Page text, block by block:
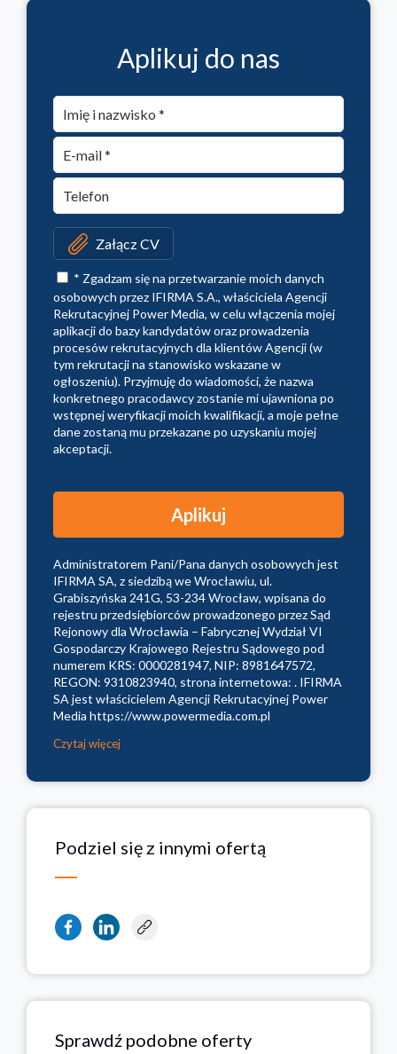
Aplikuj do nas
Załącz CV
* Zgadzam się na przetwarzanie moich danych
osobowych przez IFIRMA S.A., właściciela Agencji
Rekrutacyjnej Power Media, w celu włączenia mojej
aplikacji do bazy kandydatów oraz prowadzenia
procesów rekrutacyjnych dla klientów Agencji (w
tym rekrutacji na stanowisko wskazane w
ogłoszeniu). Przyjmuję do wiadomości, że nazwa
konkretnego pracodawcy zostanie mi ujawniona po
wstępnej weryfikacji moich kwalifikacji, a moje pełne
dane zostaną mu przekazane po uzyskaniu mojej
akceptacji.
Administratorem Pani/Pana danych osobowych jest
IFIRMA SA, z siedzibą we Wrocławiu, ul.
Grabiszyńska 241G, 53-234 Wrocław, wpisana do
rejestru przedsiębiorców prowadzonego przez Sąd
Rejonowy dla Wrocławia – Fabrycznej Wydział VI
Gospodarczy Krajowego Rejestru Sądowego pod
numerem KRS: 0000281947, NIP: 8981647572,
REGON: 9310823940, strona internetowa: . IFIRMA
SA jest właścicielem Agencji Rekrutacyjnej Power
Media https://www.powermedia.com.pl
Czytaj więcej
Podziel się z innymi ofertą
Sprawdź podobne oferty